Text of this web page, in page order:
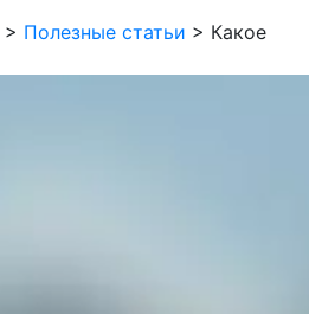
> Полезные статьи > Какое